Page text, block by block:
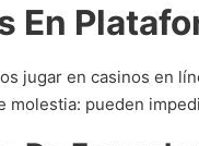
En
jugar en casinos en
molestia: pueden